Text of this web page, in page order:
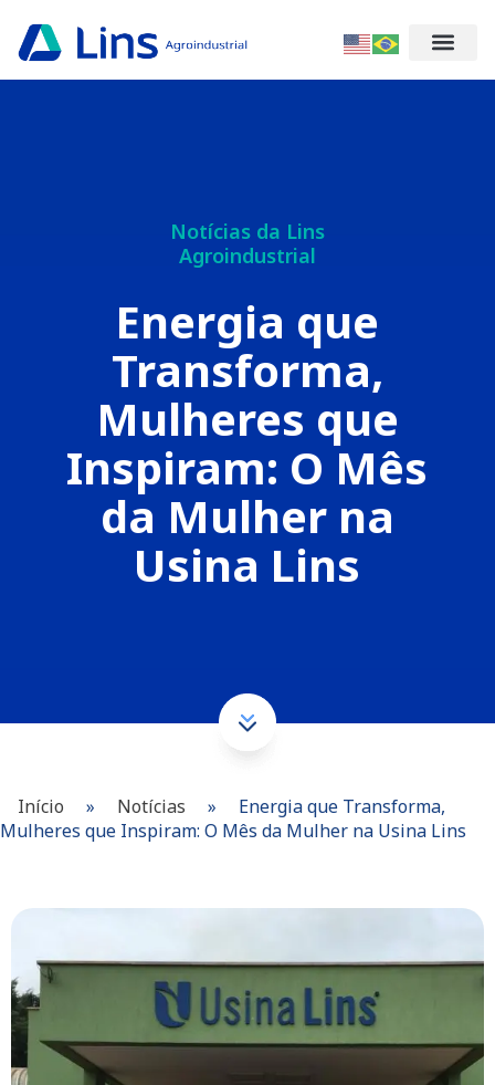
Notícias da Lins
Agroindustrial
Energia que
Transforma,
Mulheres que
Inspiram: O Mês
da Mulher na
Usina Lins
Início » Notícias »
Energia que Transforma,
Mulheres que Inspiram: O Mês da Mulher na Usina Lins